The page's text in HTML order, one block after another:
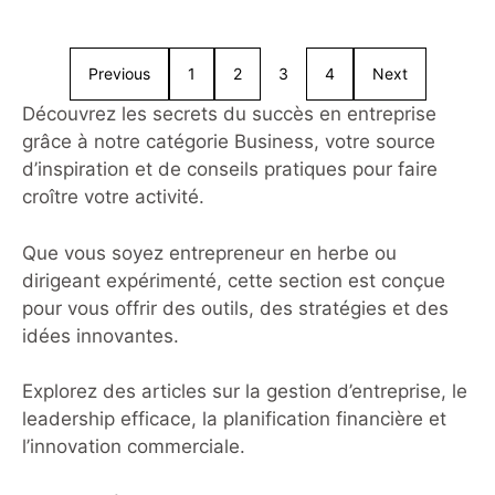
servir ses utilisateurs. En 2026, l’une
des fonctionnalités les plus sous-
estimées mais extrêmement utiles
reste la possibilité de sauvegarder
une story en brouillon. Cette option
est particulièrement précieuse pour
marques qui
Previous 1 2 3 4 Next
Découvrez les secrets du succès en entreprise
grâce à notre catégorie Business, votre source
d’inspiration et de conseils pratiques pour faire
croître votre activité.
Que vous soyez entrepreneur en herbe ou
dirigeant expérimenté, cette section est conçue
pour vous offrir des outils, des stratégies et des
idées innovantes.
Explorez des articles sur la gestion d’entreprise, le
leadership efficace, la planification financière et
l’innovation commerciale.